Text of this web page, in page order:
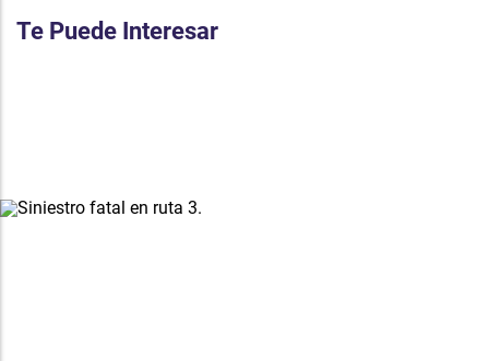
Te Puede Interesar